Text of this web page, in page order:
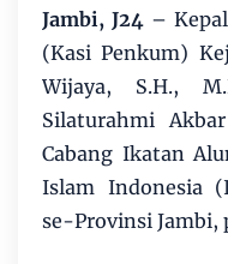
Jambi, J24–
(Kasi Penkum)
Wijaya, S.H.,
Silaturahmi
Cabang Ikatan
Islam Indonesia
se-Provinsi Jambi,